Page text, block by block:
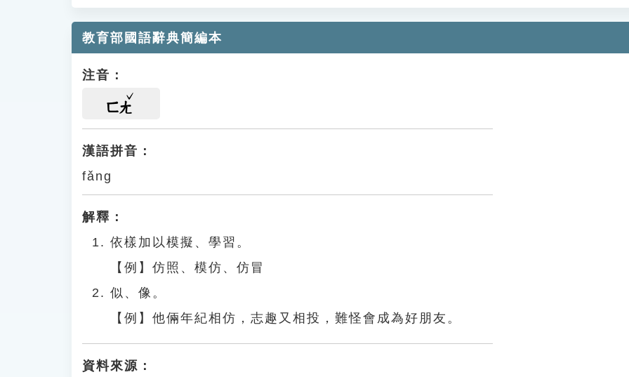
教育部國語辭典簡編本
注音：
ㄈㄤ
漢語拼音：
fǎng
解釋：
依樣加以模擬、學習。
【例】仿照、模仿、仿冒
似、像。
【例】他倆年紀相仿，志趣又相投，難怪會成為好朋友。
資料來源：